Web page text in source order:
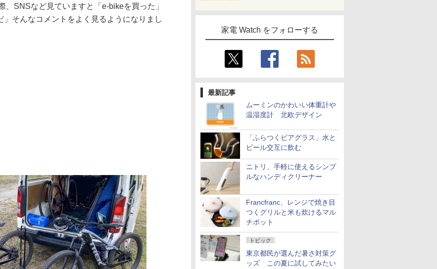
家電 Watch をフォローする
最新記事
ムーミンのかわいい体重計や
温湿度計 北欧デザイン
「ふらつくビアグラス」水と
ビール交互に飲む
ニトリ、手軽に使えるシンプ
ルなハンディクリーナー
Francfranc、レンジで焼き目
つくグリルと米も炊けるマル
チポット
トピック
東京都民が選んだ暑さ対策グ
ッズ この夏に試してみたい
、SNSなど見ていますと「e-bikeを買った」
」そんなコメントをよく見るようになりまし